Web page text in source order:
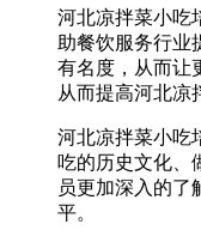
河北凉拌菜小吃
助餐饮服务行业
有名度，从而让
从而提高河北凉
河北凉拌菜小吃
吃的历史文化、
员更加深入的了
平。